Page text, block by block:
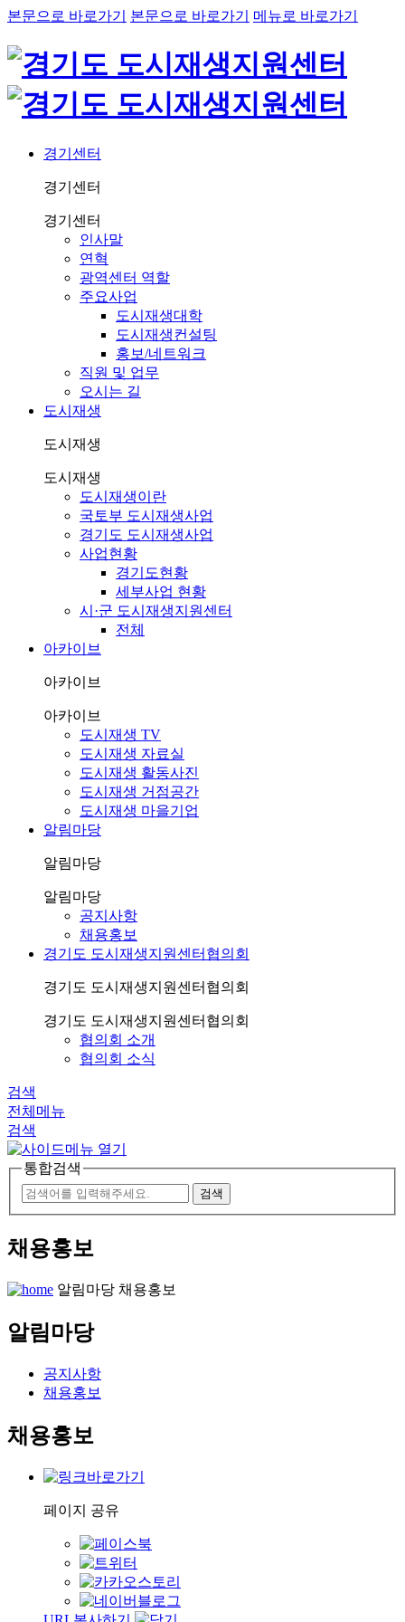
본문으로 바로가기 본문으로 바로가기 메뉴로 바로가기
경기센터
경기센터
경기센터
인사말
연혁
광역센터 역할
주요사업
도시재생대학
도시재생컨설팅
홍보/네트워크
직원 및 업무
오시는 길
도시재생
도시재생
도시재생
도시재생이란
국토부 도시재생사업
경기도 도시재생사업
사업현황
경기도현황
세부사업 현황
시·군 도시재생지원센터
전체
아카이브
아카이브
아카이브
도시재생 TV
도시재생 자료실
도시재생 활동사진
도시재생 거점공간
도시재생 마을기업
알림마당
알림마당
알림마당
공지사항
채용홍보
경기도 도시재생지원센터협의회
경기도 도시재생지원센터협의회
경기도 도시재생지원센터협의회
협의회 소개
협의회 소식
검색
전체메뉴
검색
통합검색
채용홍보
알림마당 채용홍보
알림마당
공지사항
채용홍보
채용홍보
페이지 공유